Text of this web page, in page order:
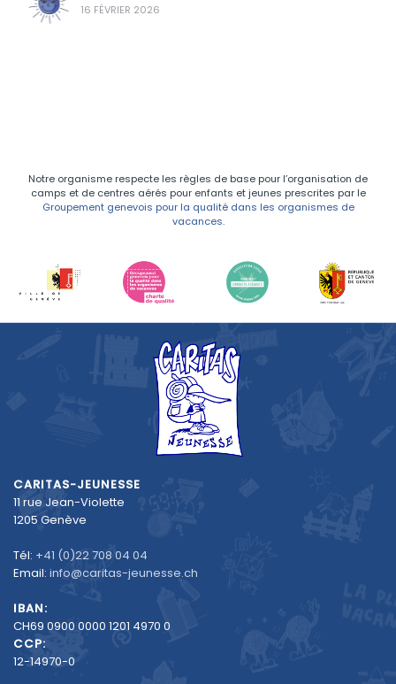
16 FÉVRIER 2026
Notre organisme respecte les règles de base pour l’organisation de
camps et de centres aérés pour enfants et jeunes prescrites par le
Groupement genevois pour la qualité dans les organismes de
vacances.
CARITAS-JEUNESSE
11 rue Jean-Violette
1205 Genève
Tél: +41 (0)22 708 04 04
Email: info@caritas-jeunesse.ch
IBAN:
CH69 0900 0000 1201 4970 0
CCP:
12-14970-0